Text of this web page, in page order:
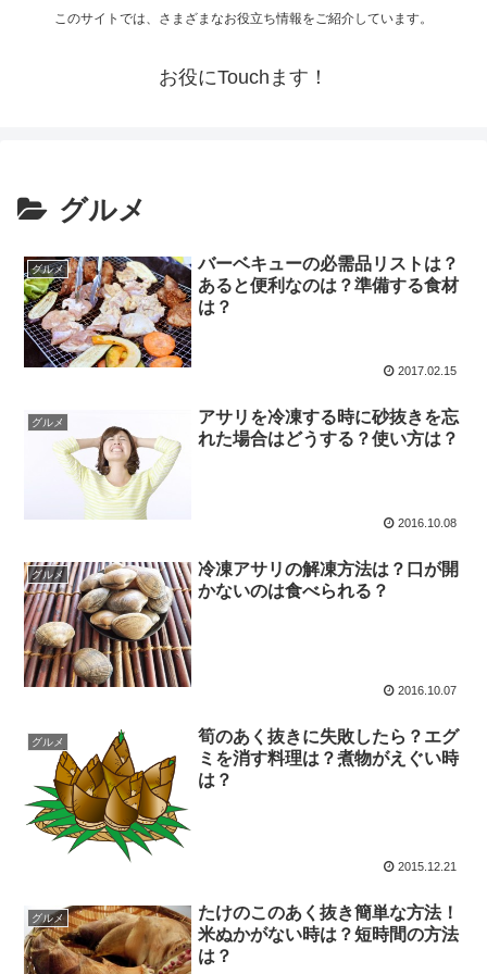
このサイトでは、さまざまなお役立ち情報をご紹介しています。
お役にTouchます！
グルメ
グルメ
バーベキューの必需品リストは？
あると便利なのは？準備する食材
は？
2017.02.15
グルメ
アサリを冷凍する時に砂抜きを忘
れた場合はどうする？使い方は？
2016.10.08
グルメ
冷凍アサリの解凍方法は？口が開
かないのは食べられる？
2016.10.07
グルメ
筍のあく抜きに失敗したら？エグ
ミを消す料理は？煮物がえぐい時
は？
2015.12.21
グルメ
たけのこのあく抜き簡単な方法！
米ぬかがない時は？短時間の方法
は？